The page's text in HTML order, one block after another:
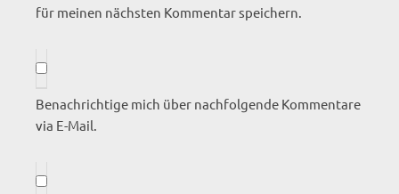
für meinen nächsten Kommentar speichern.
Benachrichtige mich über nachfolgende Kommentare
via E-Mail.